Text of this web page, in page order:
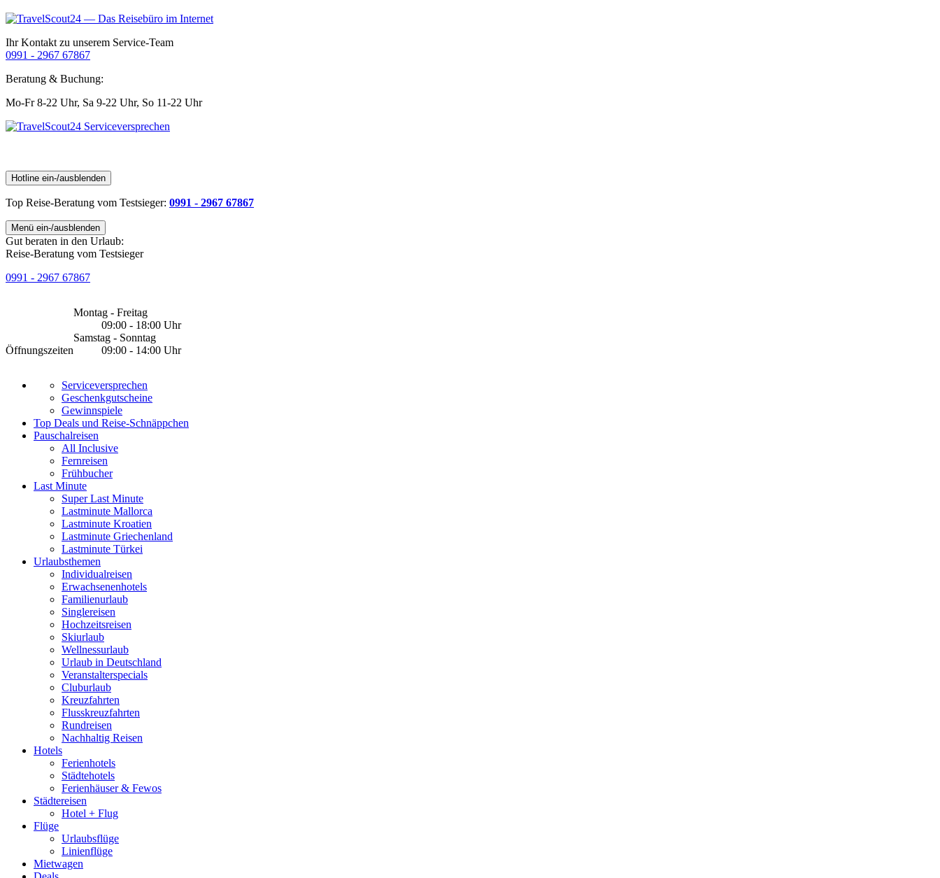
Ihr Kontakt zu unserem Service-Team
0991 - 2967 67867
Beratung & Buchung:
Mo-Fr 8-22 Uhr, Sa 9-22 Uhr, So 11-22 Uhr
Hotline ein-/ausblenden
Top Reise-Beratung vom Testsieger: 0991 - 2967 67867
Menü ein-/ausblenden
Gut beraten in den Urlaub:
Reise-Beratung vom Testsieger
0991 - 2967 67867
Öffnungszeiten
Montag - Freitag
09:00 - 18:00 Uhr
Samstag - Sonntag
09:00 - 14:00 Uhr
Serviceversprechen
Geschenkgutscheine
Gewinnspiele
Top Deals und Reise-Schnäppchen
Pauschalreisen
All Inclusive
Fernreisen
Frühbucher
Last Minute
Super Last Minute
Lastminute Mallorca
Lastminute Kroatien
Lastminute Griechenland
Lastminute Türkei
Urlaubsthemen
Individualreisen
Erwachsenenhotels
Familienurlaub
Singlereisen
Hochzeitsreisen
Skiurlaub
Wellnessurlaub
Urlaub in Deutschland
Veranstalterspecials
Cluburlaub
Kreuzfahrten
Flusskreuzfahrten
Rundreisen
Nachhaltig Reisen
Hotels
Ferienhotels
Städtehotels
Ferienhäuser & Fewos
Städtereisen
Hotel + Flug
Flüge
Urlaubsflüge
Linienflüge
Mietwagen